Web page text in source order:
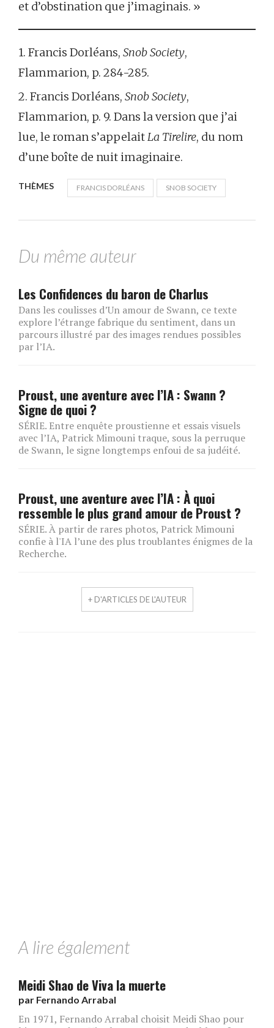
et d’obstination que j’imaginais. »
1. Francis Dorléans, Snob Society,
Flammarion, p. 284-285.
2. Francis Dorléans, Snob Society,
Flammarion, p. 9. Dans la version que j’ai
lue, le roman s’appelaitLa Tirelire, du nom
d’une boîte de nuit imaginaire.
THÈMES FRANCIS DORLÉANS SNOB SOCIETY
Du même auteur
Les Confidences du baron de Charlus
Dans les coulisses d’Un amour de Swann, ce texte
explore l’étrange fabrique du sentiment, dans un
parcours illustré par des images rendues possibles
par l’IA.
Proust, une aventure avec l’IA : Swann ?
Signe de quoi ?
SÉRIE. Entre enquête proustienne et essais visuels
avec l’IA, Patrick Mimouni traque, sous la perruque
de Swann, le signe longtemps enfoui de sa judéité.
Proust, une aventure avec l’IA : À quoi
ressemble le plus grand amour de Proust ?
SÉRIE. À partir de rares photos, Patrick Mimouni
confie à l'IA l’une des plus troublantes énigmes de la
Recherche.
+ D'ARTICLES DE L'AUTEUR
A lire également
Meidi Shao de Viva la muerte
par Fernando Arrabal
En 1971, Fernando Arrabal choisit Meidi Shao pour